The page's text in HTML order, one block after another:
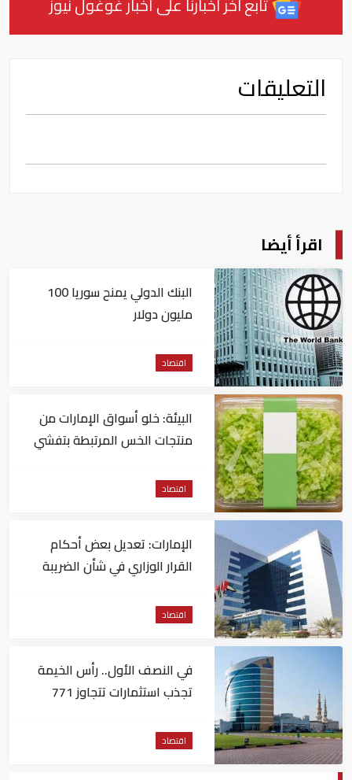
التعليقات
اقرأ أيضا
البنك الدولي يمنح سوريا 100
مليون دولار
اقتصاد
البيئة: خلو أسواق الإمارات من
منتجات الخس المرتبطة بتفشي
اقتصاد
الإمارات: تعديل بعض أحكام
القرار الوزاري في شأن الضريبة
اقتصاد
في النصف الأول.. رأس الخيمة
تجذب استثمارات تتجاوز 771
اقتصاد